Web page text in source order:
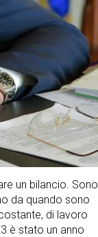
un bilancio. Sono
da quando sono
di lavoro
è stato un anno